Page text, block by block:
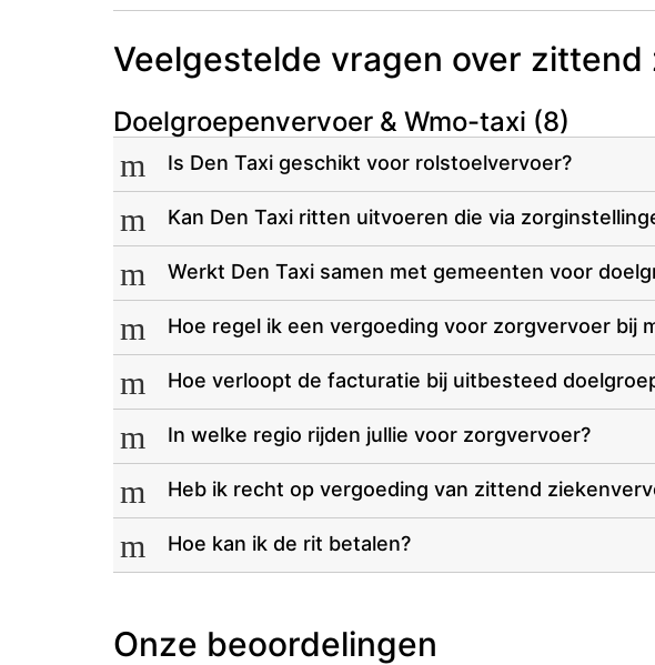
Veelgestelde vragen over zittend
Doelgroepenvervoer & Wmo-taxi (8)
m Is Den Taxi geschikt voor rolstoelvervoer?
m Kan Den Taxi ritten uitvoeren die via
m Werkt Den Taxi samen met gemeenten voor
m Hoe regel ik een vergoeding voor zorgvervoer bij
m Hoe verloopt de facturatie bij uitbesteed
m In welke regio rijden jullie voor zorgvervoer?
m Heb ik recht op vergoeding van zittend
m Hoe kan ik de rit betalen?
Onze beoordelingen